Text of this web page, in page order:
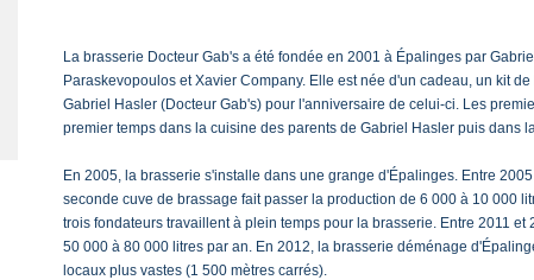
La brasserie Docteur Gab's a été fondée en 2001 à Épalinges par
Paraskevopoulos et Xavier Company. Elle est née d'un cadeau, un kit
Gabriel Hasler (Docteur Gab's) pour l'anniversaire de celui-ci. Les
premier temps dans la cuisine des parents de Gabriel Hasler puis dans
En 2005, la brasserie s'installe dans une grange d'Épalinges. Entre
seconde cuve de brassage fait passer la production de 6 000 à 10 000
trois fondateurs travaillent à plein temps pour la brasserie. Entre 2011 et
50 000 à 80 000 litres par an. En 2012, la brasserie déménage
locaux plus vastes (1 500 mètres carrés).